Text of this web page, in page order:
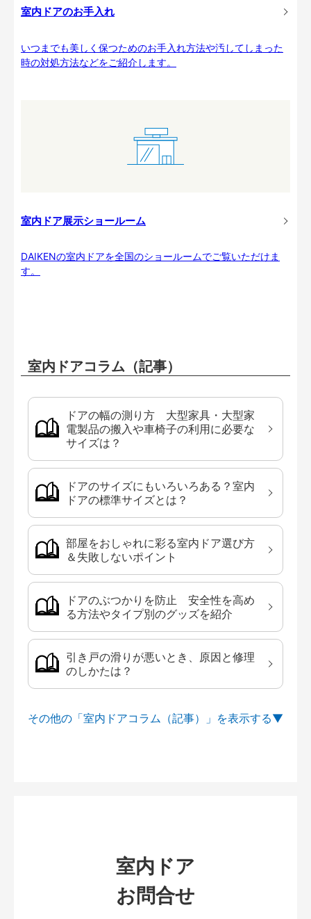
室内ドアのお手入れ
いつまでも美しく保つためのお手入れ方法や汚してしまった
時の対処方法などをご紹介します。
室内ドア展示ショールーム
DAIKENの室内ドアを全国のショールームでご覧いただけま
す。
室内ドアコラム（記事）
ドアの幅の測り方 大型家具・大型家
電製品の搬入や車椅子の利用に必要な
サイズは？
ドアのサイズにもいろいろある？室内
ドアの標準サイズとは？
部屋をおしゃれに彩る室内ドア選び方
＆失敗しないポイント
ドアのぶつかりを防止 安全性を高め
る方法やタイプ別のグッズを紹介
引き戸の滑りが悪いとき、原因と修理
のしかたは？
その他の「室内ドアコラム（記事）」を
室内ドア
お問合せ